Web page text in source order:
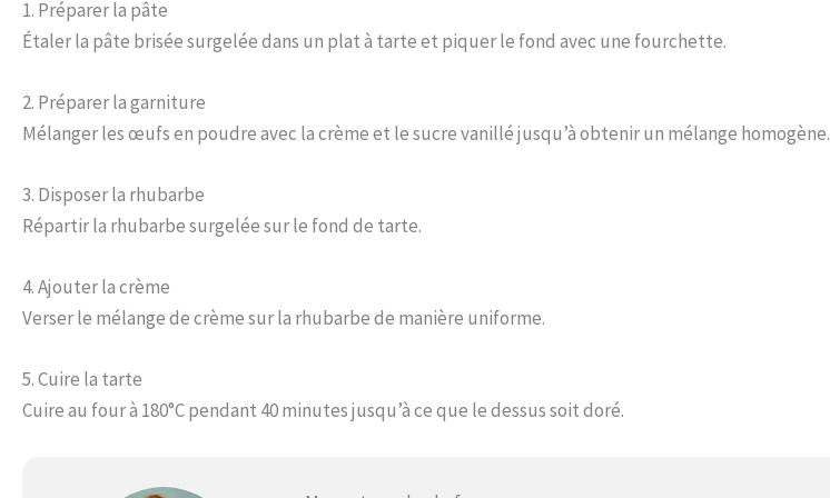
1. Préparer la pâte
Étaler la pâte brisée surgelée dans un plat à tarte et piquer le fond avec une fourchette.
2. Préparer la garniture
Mélanger les œufs en poudre avec la crème et le sucre vanillé jusqu’à obtenir un mélange homogène.
3. Disposer la rhubarbe
Répartir la rhubarbe surgelée sur le fond de tarte.
4. Ajouter la crème
Verser le mélange de crème sur la rhubarbe de manière uniforme.
5. Cuire la tarte
Cuire au four à 180°C pendant 40 minutes jusqu’à ce que le dessus soit doré.